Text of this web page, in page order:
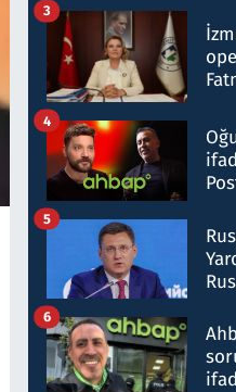
3
4
5
6